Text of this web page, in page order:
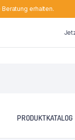
erhalten.
PRODUKTKATALOG